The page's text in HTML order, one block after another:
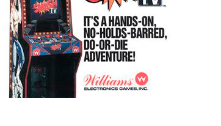
00:12:35 - Williams als Flipper-Firma
00:13:30 - Ataris Pong (1972)
00:13:52